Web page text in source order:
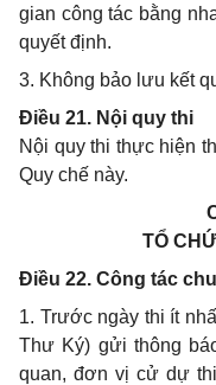
gian công tác bằng
quyết định.
3. Không bảo lưu kết
Điều 21. Nội quy thi
Nội quy thi thực hiện
Quy chế này.
TỔ
Điều 22. Công tác
1. Trước ngày thi ít
Thư Ký) gửi thông
quan, đơn vị cử dự